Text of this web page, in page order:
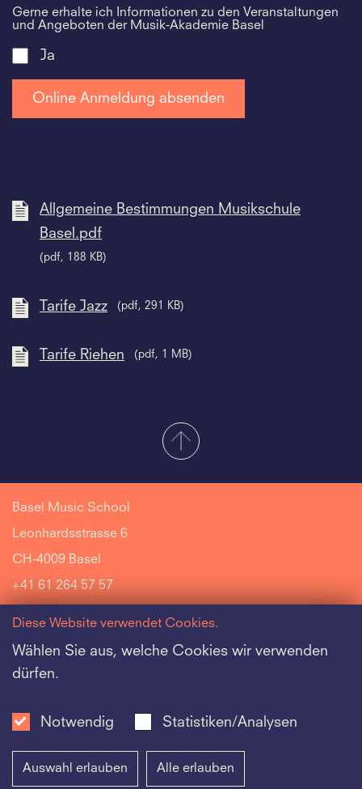
Gerne erhalte ich Informationen zu den Veranstaltungen
und Angeboten der Musik-Akademie Basel
Ja
Allgemeine Bestimmungen Musikschule
Basel.pdf
(pdf, 188 KB)
Tarife Jazz (pdf, 291 KB)
Tarife Riehen (pdf, 1 MB)
Basel Music School
Leonhardsstrasse 6
CH-4009 Basel
+41 61 264 57 57
Riehen Music School
Schola Cantorum Basiliensis Music School
Diese Website verwendet Cookies.
Wählen Sie aus, welche Cookies wir verwenden
dürfen.
Notwendig Statistiken/Analysen
Auswahl erlauben Alle erlauben